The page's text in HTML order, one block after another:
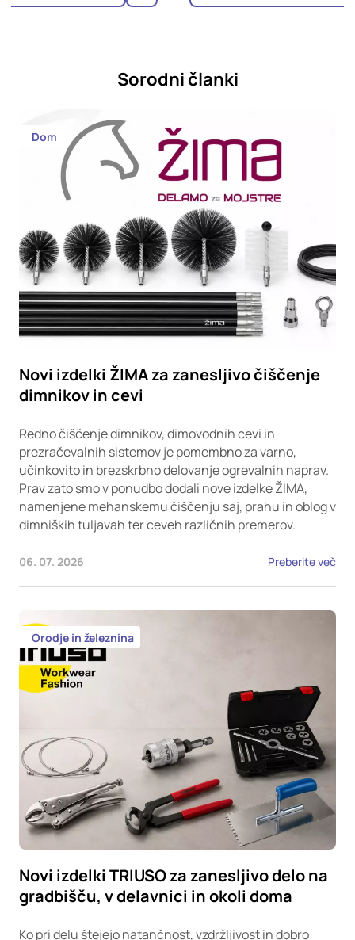
Sorodni članki
Dom
Novi izdelki ŽIMA za zanesljivo čiščenje
dimnikov in cevi
Redno čiščenje dimnikov, dimovodnih cevi in
prezračevalnih sistemov je pomembno za varno,
učinkovito in brezskrbno delovanje ogrevalnih naprav.
Prav zato smo v ponudbo dodali nove izdelke ŽIMA,
namenjene mehanskemu čiščenju saj, prahu in oblog v
dimniških tuljavah ter ceveh različnih premerov.
06. 07. 2026 Preberite več
Orodje in železnina
Novi izdelki TRIUSO za zanesljivo delo na
gradbišču, v delavnici in okoli doma
Ko pri delu štejejo natančnost, vzdržljivost in dobro